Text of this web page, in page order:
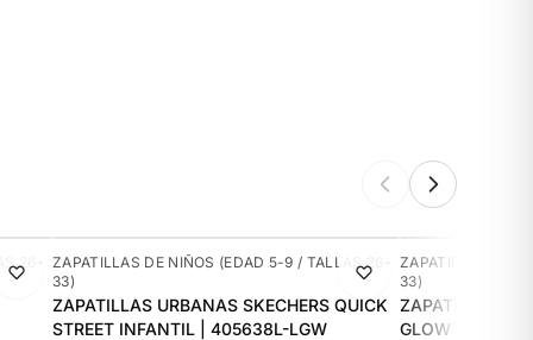
26-
-5%
ZAPATILLAS DE NIÑOS (EDAD 5-9 / TALLAS 26-
33)
ZAPATILLAS URBANAS SKECHERS QUICK
STREET INFANTIL | 405638L-LGW
-10%
ZAPATILLAS DE
33)
ZAPATILLAS
GLOW ULTRA